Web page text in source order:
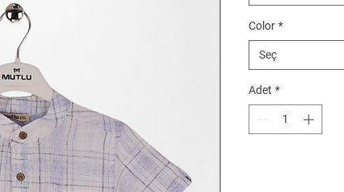
Color *
Seç
Adet *